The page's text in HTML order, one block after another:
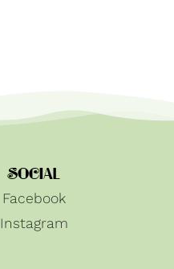
SOCIAL
Facebook
Instagram